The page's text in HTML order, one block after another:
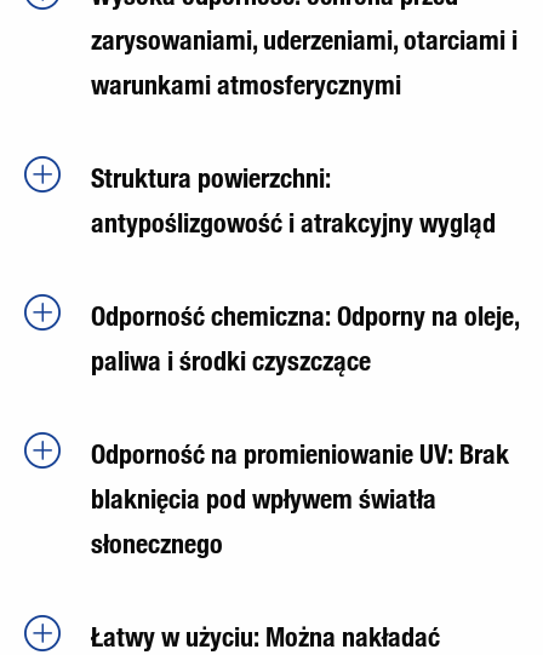
zarysowaniami, uderzeniami, otarciami i
warunkami atmosferycznymi
Struktura powierzchni:
antypoślizgowość i atrakcyjny wygląd
Odporność chemiczna: Odporny na oleje,
paliwa i środki czyszczące
Odporność na promieniowanie UV: Brak
blaknięcia pod wpływem światła
słonecznego
Łatwy w użyciu: Można nakładać